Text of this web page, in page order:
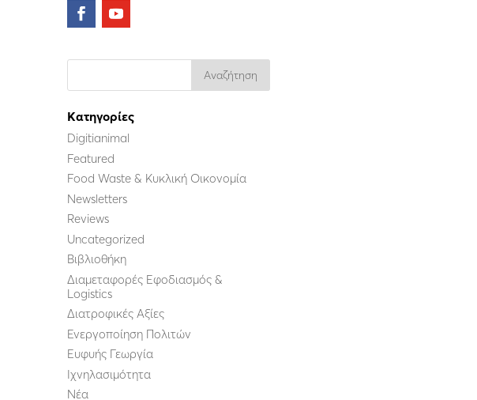
Kατηγορίες
Digitianimal
Featured
Food Waste & Κυκλική Οικονομία
Newsletters
Reviews
Uncategorized
Βιβλιοθήκη
Διαμεταφορές Εφοδιασμός &
Logistics
Διατροφικές Αξίες
Ενεργοποίηση Πολιτών
Ευφυής Γεωργία
Ιχνηλασιμότητα
Νέα